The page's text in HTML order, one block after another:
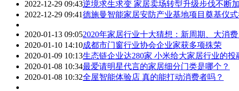
2022-12-29 09:43逆境求生求变 家居卖场转型升级步伐不断
2022-12-29 09:41德施曼智能家居安防产业基地项目奠基仪式
2020-01-13 09:052020年家居行业十大猜想：新周期、大消
2020-01-10 14:10成都市门窗行业协会企业家获多项殊荣
2020-01-09 10:13生态链企业达280家 小米给大家居行业的投
2020-01-08 10:34最爱请明星代言的家居细分门类是哪个？
2020-01-08 10:32全屋智能体验店 真的能打动消费者吗？